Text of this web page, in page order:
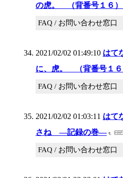
の虎。 （背番号１６）
FAQ / お問い合わせ窓口
2021/02/02 01:49:10 はて
に、虎。 （背番号１６
FAQ / お問い合わせ窓口
2021/02/02 01:03:11 はて
さね ―記録の巻―
FAQ / お問い合わせ窓口